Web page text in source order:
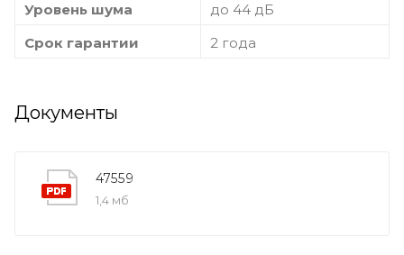
Уровень шума
до 44 дБ
Срок гарантии
2 года
Документы
47559
1,4 мб